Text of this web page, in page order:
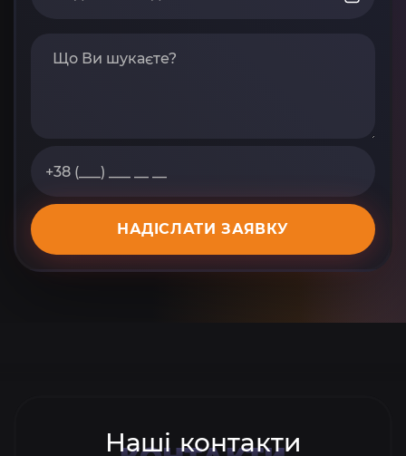
НАДІСЛАТИ ЗАЯВКУ
Наші контакти